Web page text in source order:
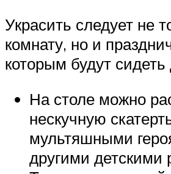
Украсить следует не
комнату, но и
которым будут сидеть
На столе можно
нескучную
мультяшными
другими детскими